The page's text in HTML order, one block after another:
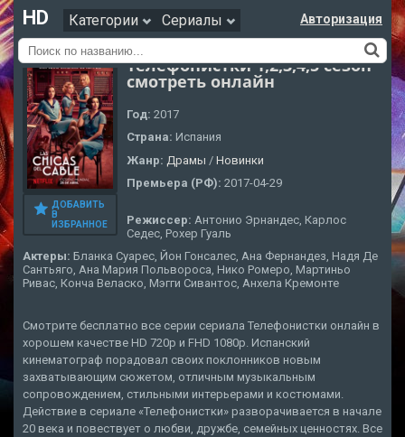
HD Категории Сериалы Авторизация
ДОБАВИТЬ
В
ИЗБРАННОЕ
Телефонистки 1,2,3,4,5 сезон
смотреть онлайн
Год: 2017
Страна: Испания
Жанр: Драмы / Новинки
Премьера (РФ): 2017-04-29
Режиссер: Антонио Эрнандес, Карлос
Седес, Рохер Гуаль
Актеры: Бланка Суарес, Йон Гонсалес, Ана Фернандез, Надя Де
Сантьяго, Ана Мария Польвороса, Нико Ромеро, Мартиньо
Ривас, Конча Веласко, Мэгги Сивантос, Анхела Кремонте
Смотрите бесплатно все серии сериала Телефонистки онлайн в
хорошем качестве HD 720p и FHD 1080p. Испанский
кинематограф порадовал своих поклонников новым
захватывающим сюжетом, отличным музыкальным
сопровождением, стильными интерьерами и костюмами.
Действие в сериале «Телефонистки» разворачивается в начале
20 века и повествует о любви, дружбе, семейных ценностях. Все